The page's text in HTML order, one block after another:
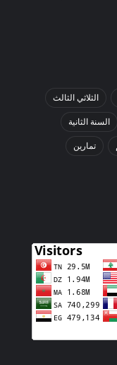
الثلاثي الثالث
السنة الثانية
تمارين